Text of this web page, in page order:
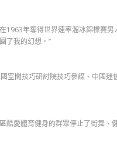
1963年奪得世界速率溜冰錦標賽
了我的幻想。”
空間技巧研討院技巧參謀、中國迷
酷愛體育健身的群眾停止了街舞、